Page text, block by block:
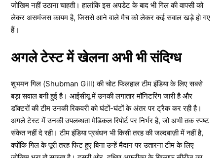
जोखिम नहीं उठाना चाहती। हालांकि इस अपडेट के बाद भी गिल की वापसी को
लेकर असमंजस कायम है, जिससे आने वाले मैच को लेकर कई सवाल खड़े हो गए
हैं।
अगले टेस्ट में खेलना अभी भी संदिग्ध
शुभमन गिल (Shubman Gill) की चोट फिलहाल टीम इंडिया के लिए सबसे
बड़ा सवाल बनी हुई है। आईसीयू में उनकी लगातार मॉनिटरिंग जारी है और
डॉक्टरों की टीम उनकी रिकवरी को घंटों-घंटों के अंतर पर ट्रैक कर रही है।
अगले टेस्ट में उनकी उपलब्धता मेडिकल रिपोर्ट पर निर्भर है, जो अभी तक स्पष्ट
संकेत नहीं दे रही। टीम इंडिया प्रबंधन भी किसी तरह की जल्दबाज़ी में नहीं है,
क्योंकि गिल के पूरी तरह फिट हुए बिना उन्हें मैदान पर उतारना टीम के लिए